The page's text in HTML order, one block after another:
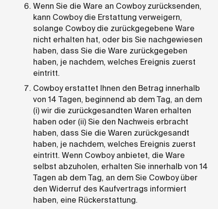
Wenn Sie die Ware an Cowboy zurücksenden,
kann Cowboy die Erstattung verweigern,
solange Cowboy die zurückgegebene Ware
nicht erhalten hat, oder bis Sie nachgewiesen
haben, dass Sie die Ware zurückgegeben
haben, je nachdem, welches Ereignis zuerst
eintritt.
Cowboy erstattet Ihnen den Betrag innerhalb
von 14 Tagen, beginnend ab dem Tag, an dem
(i) wir die zurückgesandten Waren erhalten
haben oder (ii) Sie den Nachweis erbracht
haben, dass Sie die Waren zurückgesandt
haben, je nachdem, welches Ereignis zuerst
eintritt. Wenn Cowboy anbietet, die Ware
selbst abzuholen, erhalten Sie innerhalb von 14
Tagen ab dem Tag, an dem Sie Cowboy über
den Widerruf des Kaufvertrags informiert
haben, eine Rückerstattung.